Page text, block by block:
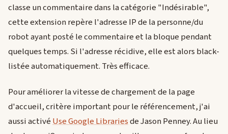
classe un commentaire dans la catégorie "Indésirable",
cette extension repère l'adresse IP de la personne/du
robot ayant posté le commentaire et la bloque pendant
quelques temps. Si l'adresse récidive, elle est alors black-
listée automatiquement. Très efficace.
Pour améliorer la vitesse de chargement de la page
d'accueil, critère important pour le référencement, j'ai
aussi activéUse Google Librariesde Jason Penney. Au lieu